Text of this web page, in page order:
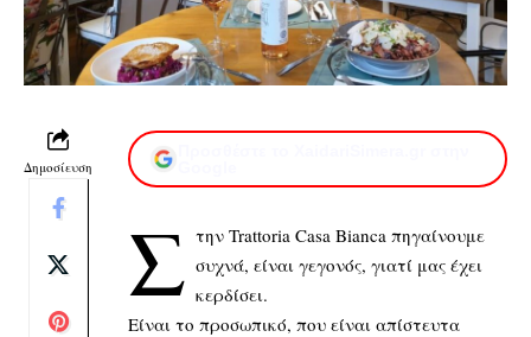
Δημοσίευση
Σ την Trattoria Casa Bianca πηγαίνουμε
συχνά, είναι γεγονός, γιατί μας έχει
κερδίσει.
Είναι το προσωπικό, που είναι απίστευτα